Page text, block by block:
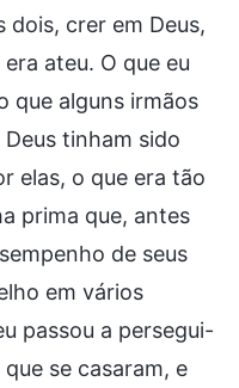
dois, crer em Deus,
ateu. O que eu
que alguns irmãos
tinham sido
elas, o que era tão
prima que, antes
de seus
em vários
passou a persegui-
se casaram, e